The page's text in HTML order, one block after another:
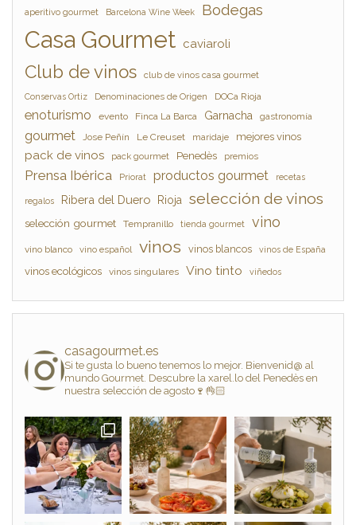
aperitivo gourmet Barcelona Wine Week Bodegas
Casa Gourmet caviaroli
Club de vinos club de vinos casa gourmet
Conservas Ortiz Denominaciones de Origen DOCa Rioja
enoturismo evento Finca La Barca Garnacha gastronomía
gourmet Jose Peñín Le Creuset maridaje mejores vinos
pack de vinos pack gourmet Penedès premios
Prensa Ibérica Priorat productos gourmet recetas
regalos Ribera del Duero Rioja selección de vinos
selección gourmet Tempranillo tienda gourmet vino
vino blanco vino español vinos vinos blancos vinos de España
vinos ecológicos vinos singulares Vino tinto viñedos
casagourmet.es
Si te gusta lo bueno tenemos lo mejor. Bienvenid@ al
mundo Gourmet. Descubre la xarel.lo del Penedès en
nuestra selección de agosto🍷👌🏻